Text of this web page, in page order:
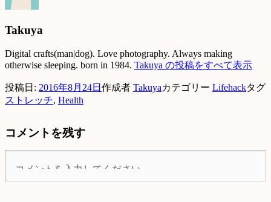
Takuya
Digital crafts(man|dog). Love photography. Always making
otherwise sleeping. born in 1984. Takuya の投稿をすべて表示
投稿日: 2016年8月24日 作成者 Takuyaカテゴリー Lifehackタグ
ストレッチ, Health
コメントを残す